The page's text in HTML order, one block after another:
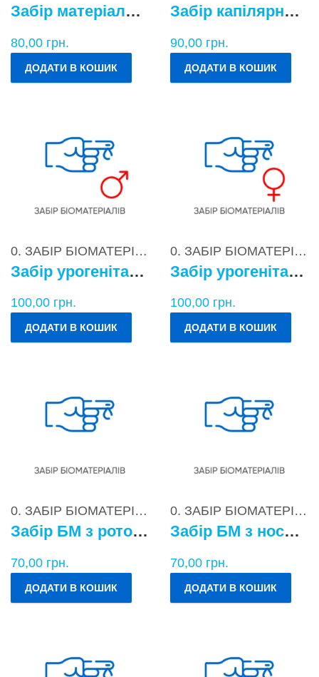
Забір матеріалу для бактеріологічних досліджень
80,00 грн.
ДОДАТИ В КОШИК
Забір капілярної крові
90,00 грн.
ДОДАТИ В КОШИК
0. ЗАБІР БІОМАТЕРІАЛІВ
Забір урогенітального БМ у чоловіків
100,00 грн.
ДОДАТИ В КОШИК
0. ЗАБІР БІОМАТЕРІАЛІВ
Забір урогенітального БМ у жінок
100,00 грн.
ДОДАТИ В КОШИК
0. ЗАБІР БІОМАТЕРІАЛІВ
Забір БМ з ротоглотки
70,00 грн.
ДОДАТИ В КОШИК
0. ЗАБІР БІОМАТЕРІАЛІВ
Забір БМ з носоглотки
70,00 грн.
ДОДАТИ В КОШИК